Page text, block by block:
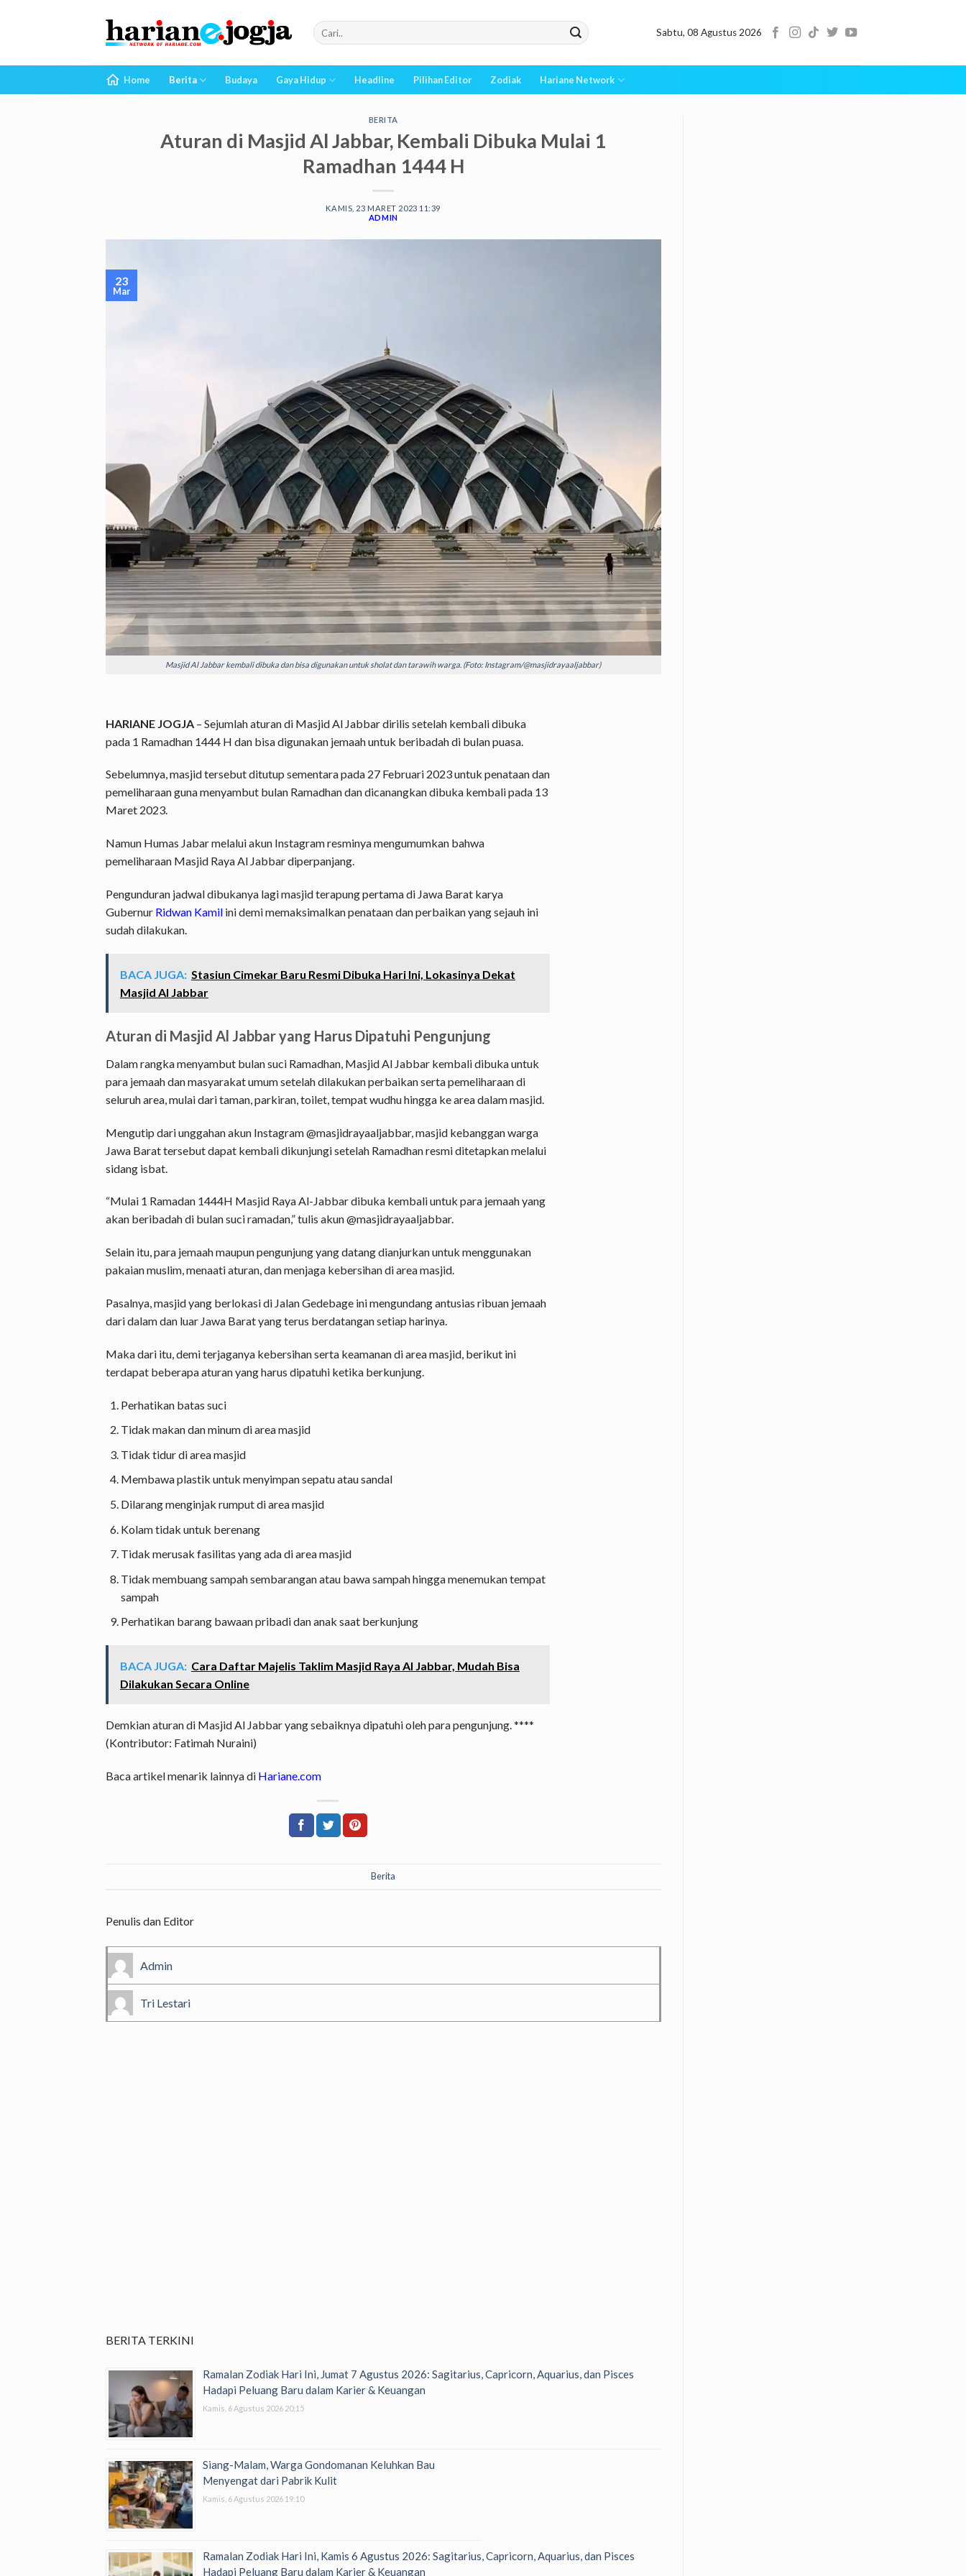
Sabtu, 08 Agustus 2026
Home Berita Budaya Gaya Hidup Headline Pilihan Editor Zodiak Hariane Network
BERITA
Aturan di Masjid Al Jabbar, Kembali Dibuka Mulai 1
Ramadhan 1444 H
KAMIS, 23 MARET 2023 11:39
ADMIN
Masjid Al Jabbar kembali dibuka dan bisa digunakan untuk sholat dan tarawih warga. (Foto: Instagram/@masjidrayaaljabbar)
23
Mar
HARIANE JOGJA – Sejumlah aturan di Masjid Al Jabbar dirilis setelah kembali dibuka
pada 1 Ramadhan 1444 H dan bisa digunakan jemaah untuk beribadah di bulan puasa.
Sebelumnya, masjid tersebut ditutup sementara pada 27 Februari 2023 untuk penataan dan
pemeliharaan guna menyambut bulan Ramadhan dan dicanangkan dibuka kembali pada 13
Maret 2023.
Namun Humas Jabar melalui akun Instagram resminya mengumumkan bahwa
pemeliharaan Masjid Raya Al Jabbar diperpanjang.
Pengunduran jadwal dibukanya lagi masjid terapung pertama di Jawa Barat karya
Gubernur Ridwan Kamil ini demi memaksimalkan penataan dan perbaikan yang sejauh ini
sudah dilakukan.
BACA JUGA: Stasiun Cimekar Baru Resmi Dibuka Hari Ini, Lokasinya Dekat
Masjid Al Jabbar
Aturan di Masjid Al Jabbar yang Harus Dipatuhi Pengunjung
Dalam rangka menyambut bulan suci Ramadhan, Masjid Al Jabbar kembali dibuka untuk
para jemaah dan masyarakat umum setelah dilakukan perbaikan serta pemeliharaan di
seluruh area, mulai dari taman, parkiran, toilet, tempat wudhu hingga ke area dalam masjid.
Mengutip dari unggahan akun Instagram @masjidrayaaljabbar, masjid kebanggan warga
Jawa Barat tersebut dapat kembali dikunjungi setelah Ramadhan resmi ditetapkan melalui
sidang isbat.
“Mulai 1 Ramadan 1444H Masjid Raya Al-Jabbar dibuka kembali untuk para jemaah yang
akan beribadah di bulan suci ramadan,” tulis akun @masjidrayaaljabbar.
Selain itu, para jemaah maupun pengunjung yang datang dianjurkan untuk menggunakan
pakaian muslim, menaati aturan, dan menjaga kebersihan di area masjid.
Pasalnya, masjid yang berlokasi di Jalan Gedebage ini mengundang antusias ribuan jemaah
dari dalam dan luar Jawa Barat yang terus berdatangan setiap harinya.
Maka dari itu, demi terjaganya kebersihan serta keamanan di area masjid, berikut ini
terdapat beberapa aturan yang harus dipatuhi ketika berkunjung.
Perhatikan batas suci
Tidak makan dan minum di area masjid
Tidak tidur di area masjid
Membawa plastik untuk menyimpan sepatu atau sandal
Dilarang menginjak rumput di area masjid
Kolam tidak untuk berenang
Tidak merusak fasilitas yang ada di area masjid
Tidak membuang sampah sembarangan atau bawa sampah hingga menemukan tempat
sampah
Perhatikan barang bawaan pribadi dan anak saat berkunjung
BACA JUGA: Cara Daftar Majelis Taklim Masjid Raya Al Jabbar, Mudah Bisa
Dilakukan Secara Online
Demkian aturan di Masjid Al Jabbar yang sebaiknya dipatuhi oleh para pengunjung. ****
(Kontributor: Fatimah Nuraini)
Baca artikel menarik lainnya di Hariane.com
Berita
Penulis dan Editor
Admin
Tri Lestari
BERITA TERKINI
Ramalan Zodiak Hari Ini, Jumat 7 Agustus 2026: Sagitarius, Capricorn, Aquarius, dan Pisces
Hadapi Peluang Baru dalam Karier & Keuangan
Kamis, 6 Agustus 2026 20:15
Siang-Malam, Warga Gondomanan Keluhkan Bau
Menyengat dari Pabrik Kulit
Kamis, 6 Agustus 2026 19:10
Ramalan Zodiak Hari Ini, Kamis 6 Agustus 2026: Sagitarius, Capricorn, Aquarius, dan Pisces
Hadapi Peluang Baru dalam Karier & Keuangan